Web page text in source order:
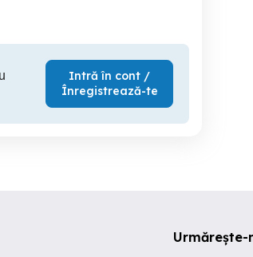
Intră în cont /
Înregistrează-te
Urmărește-